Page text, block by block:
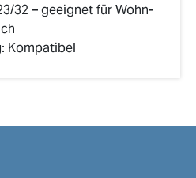
32 – geeignet für Wohn-
: Kompatibel